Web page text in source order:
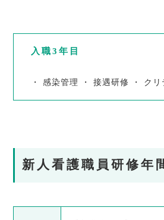
入職3年目
・ 感染管理 ・ 接遇研修 ・ クリ
新人看護職員研修年